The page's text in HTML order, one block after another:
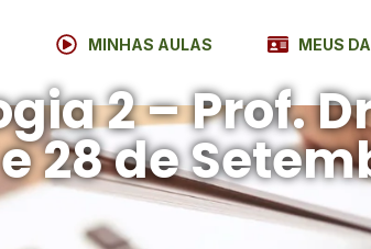
MINHAS AULAS MEUS
2 – Prof.
28 de